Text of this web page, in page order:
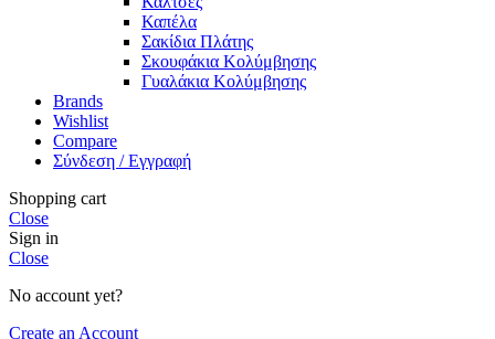
Καπέλα
Σακίδια Πλάτης
Σκουφάκια Κολύμβησης
Γυαλάκια Κολύμβησης
Brands
Wishlist
Compare
Σύνδεση / Εγγραφή
Shopping cart
Close
Sign in
Close
No account yet?
Create an Account